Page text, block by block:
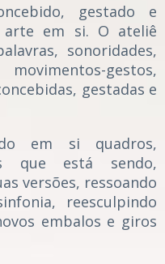
gestado e
em si. O ateliê
sonoridades,
gestos,
gestadas e
em si quadros,
que está sendo,
versões, ressoando
reesculpindo
embalos e giros